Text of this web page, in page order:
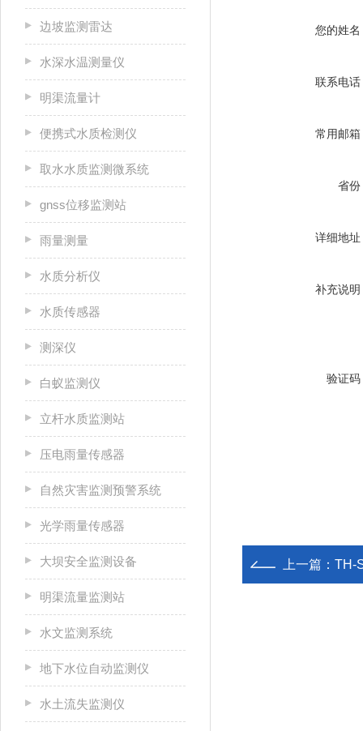
边坡监测雷达
水深水温测量仪
明渠流量计
便携式水质检测仪
取水水质监测微系统
gnss位移监测站
雨量测量
水质分析仪
水质传感器
测深仪
白蚁监测仪
立杆水质监测站
压电雨量传感器
自然灾害监测预警系统
光学雨量传感器
大坝安全监测设备
明渠流量监测站
水文监测系统
地下水位自动监测仪
水土流失监测仪
您的姓名
联系电话
常用邮箱
省份
详细地址
补充说明
验证码
上一篇： TH-